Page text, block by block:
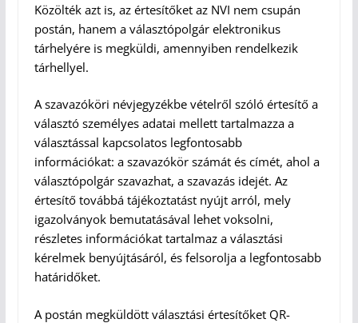
Közölték azt is, az értesítőket az NVI nem csupán
postán, hanem a választópolgár elektronikus
tárhelyére is megküldi, amennyiben rendelkezik
tárhellyel.
A szavazóköri névjegyzékbe vételről szóló értesítő a
választó személyes adatai mellett tartalmazza a
választással kapcsolatos legfontosabb
információkat: a szavazókör számát és címét, ahol a
választópolgár szavazhat, a szavazás idejét. Az
értesítő továbbá tájékoztatást nyújt arról, mely
igazolványok bemutatásával lehet voksolni,
részletes információkat tartalmaz a választási
kérelmek benyújtásáról, és felsorolja a legfontosabb
határidőket.
A postán megküldött választási értesítőket QR-